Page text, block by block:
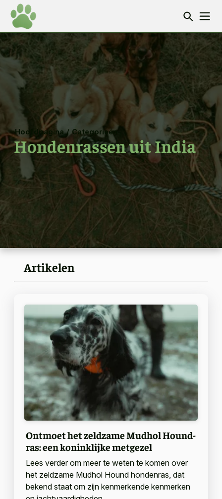
Hoofdpagina / Categorieën
Hondenrassen uit India
Artikelen
Ontmoet het zeldzame Mudhol Hound-
ras: een koninklijke metgezel
Lees verder om meer te weten te komen over
het zeldzame Mudhol Hound hondenras, dat
bekend staat om zijn kenmerkende kenmerken